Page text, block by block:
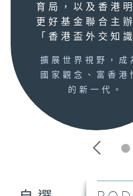
育局，以及香港
更好基金聯合主
「香港盃外交知
擴展世界視野，成
國家觀念、富香港
的新一代。